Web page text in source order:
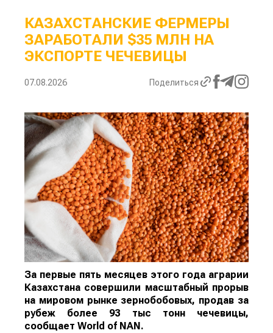
КАЗАХСТАНСКИЕ ФЕРМЕРЫ
ЗАРАБОТАЛИ $35 МЛН НА
ЭКСПОРТЕ ЧЕЧЕВИЦЫ
07.08.2026 Поделиться
За первые пять месяцев этого года аграрии
Казахстана совершили масштабный прорыв
на мировом рынке зернобобовых, продав за
рубеж более 93 тыс тонн чечевицы,
сообщает World of NAN.